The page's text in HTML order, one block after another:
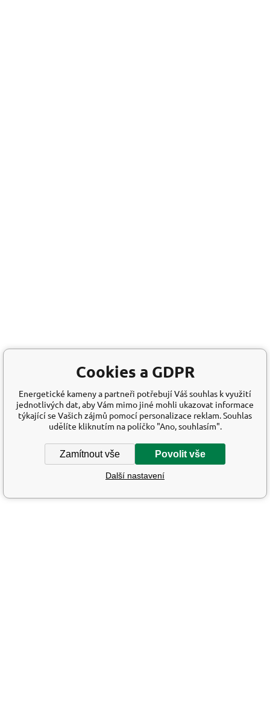
Cookies a GDPR
Energetické kameny a partneři potřebují Váš souhlas k využití
jednotlivých dat, aby Vám mimo jiné mohli ukazovat informace
týkající se Vašich zájmů pomocí personalizace reklam. Souhlas
udělíte kliknutím na políčko "Ano, souhlasím".
Zamítnout vše Povolit vše
Další nastavení